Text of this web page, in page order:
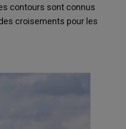
contours sont connus
croisements pour les